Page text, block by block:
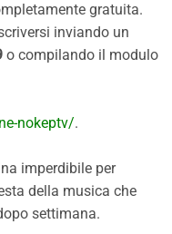
gratuita.
inviando un
o compilando il modulo
nokeptv/.
imperdibile per
della musica che
settimana.